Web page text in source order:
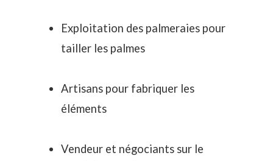
Exploitation des palmeraies pour
tailler les palmes
Artisans pour fabriquer les
éléments
Vendeur et négociants sur le